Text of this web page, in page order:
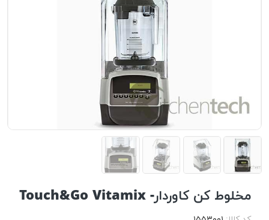
مخلوط کن کاوردار- Touch&Go Vitamix